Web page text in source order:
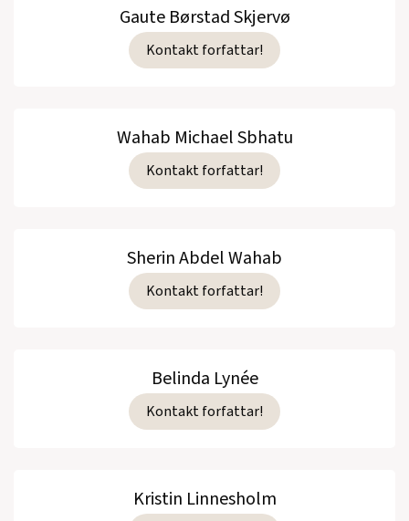
Gaute Børstad Skjervø
Kontakt forfattar!
Wahab Michael Sbhatu
Kontakt forfattar!
Sherin Abdel Wahab
Kontakt forfattar!
Belinda Lynée
Kontakt forfattar!
Kristin Linnesholm